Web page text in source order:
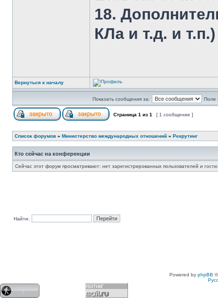
18.
КЛа и т.д. и т.п.)
Вернуться к началу
Показать сообщения за: Поле
Страница 1 из 1 [ 1 сообщение ]
Список форумов » Министерство международных отношений » Рекрутинг
Кто сейчас на конференции
Сейчас этот форум просматривают: нет зарегистрированных пользователей и
Найти:
Powered by phpBB